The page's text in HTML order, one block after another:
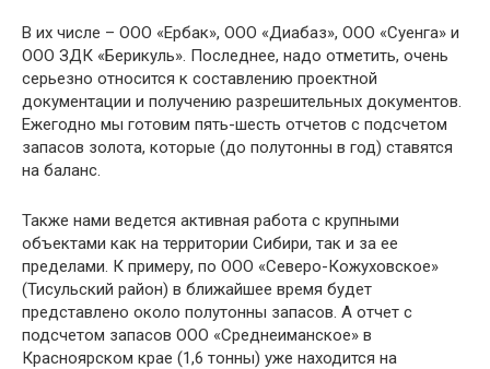
В их числе – ООО «Ербак», ООО «Диабаз», ООО «Суенга» и
ООО ЗДК «Берикуль». Последнее, надо отметить, очень
серьезно относится к составлению проектной
документации и получению разрешительных документов.
Ежегодно мы готовим пять-шесть отчетов с подсчетом
запасов золота, которые (до полутонны в год) ставятся
на баланс.
Также нами ведется активная работа с крупными
объектами как на территории Сибири, так и за ее
пределами. К примеру, по ООО «Северо-Кожуховское»
(Тисульский район) в ближайшее время будет
представлено около полутонны запасов. А отчет с
подсчетом запасов ООО «Среднеиманское» в
Красноярском крае (1,6 тонны) уже находится на